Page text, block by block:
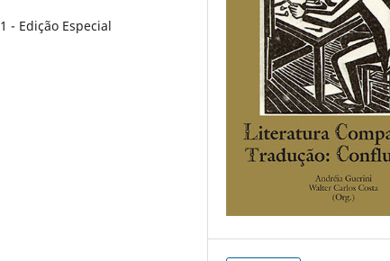
- Edição Especial